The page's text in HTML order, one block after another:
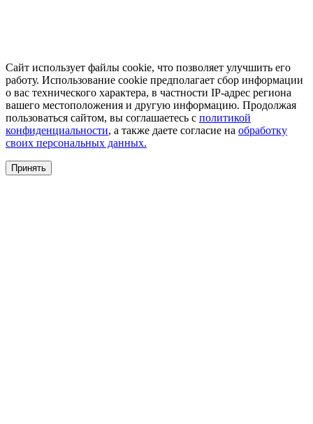
Сайт использует файлы cookie, что позволяет улучшить его
работу. Использование cookie предполагает сбор информации
о вас технического характера, в частности IP-адрес региона
вашего местоположения и другую информацию. Продолжая
пользоваться сайтом, вы соглашаетесь с политикой
конфиденциальности, а также даете согласие на обработку
своих персональных данных.
Принять